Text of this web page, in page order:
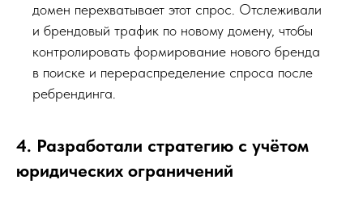
домен перехватывает этот спрос. Отслеживали
и брендовый трафик по новому домену, чтобы
контролировать формирование нового бренда
в поиске и перераспределение спроса после
ребрендинга.
4. Разработали стратегию с учётом
юридических ограничений